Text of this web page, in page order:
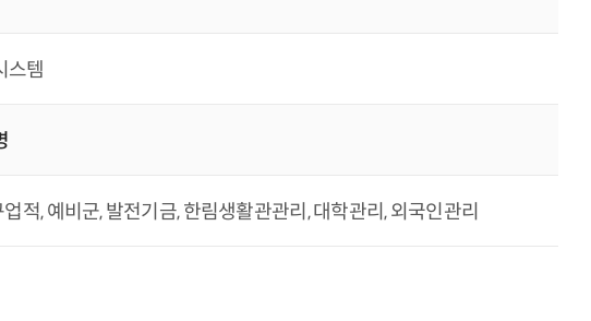
스템
적, 예비군, 발전기금, 한림생활관관리, 대학관리, 외국인관리